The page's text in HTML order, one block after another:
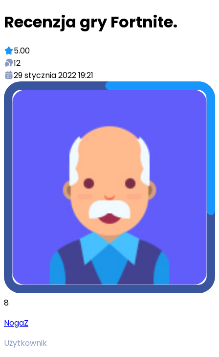
Recenzja gry Fortnite.
5.00
12
29 stycznia 2022 19:21
8
NogaZ
Użytkownik